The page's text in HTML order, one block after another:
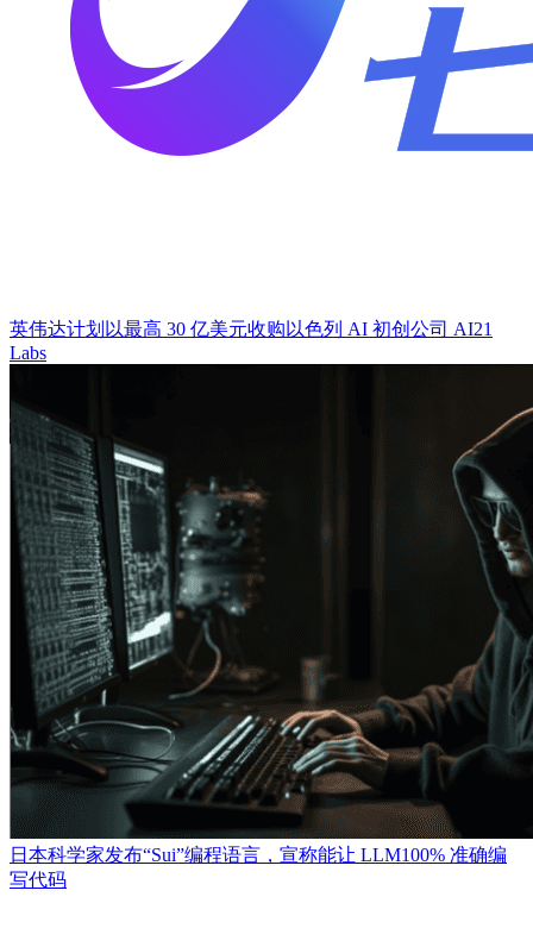
英伟达计划以最高 30 亿美元收购以色列 AI 初创公司 AI21
Labs
日本科学家发布“Sui”编程语言，宣称能让 LLM100% 准确编
写代码